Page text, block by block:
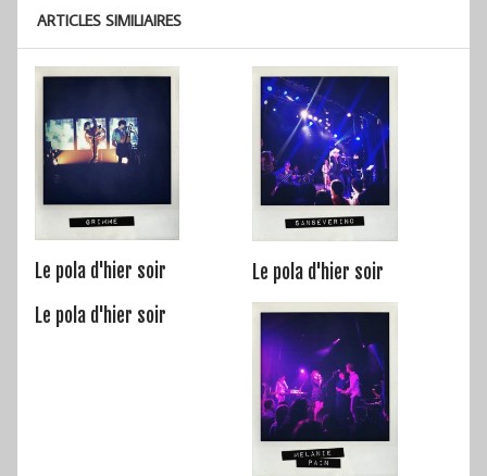
ARTICLES SIMILIAIRES
Le pola d'hier soir
Le pola d'hier soir
Le pola d'hier soir